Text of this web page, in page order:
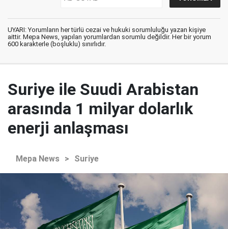
UYARI: Yorumların her türlü cezai ve hukuki sorumluluğu yazan kişiye
aittir. Mepa News, yapılan yorumlardan sorumlu değildir. Her bir yorum
600 karakterle (boşluklu) sınırlıdır.
Suriye ile Suudi Arabistan
arasında 1 milyar dolarlık
enerji anlaşması
Mepa News > Suriye